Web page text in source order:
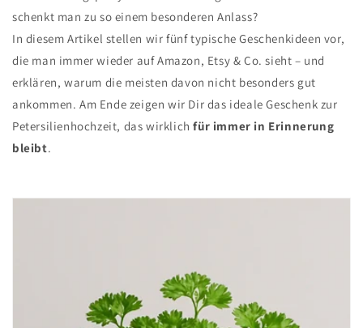
schenkt man zu so einem besonderen Anlass?
In diesem Artikel stellen wir fünf typische Geschenkideen vor,
die man immer wieder auf Amazon, Etsy & Co. sieht – und
erklären, warum die meisten davon nicht besonders gut
ankommen. Am Ende zeigen wir Dir das ideale Geschenk zur
Petersilienhochzeit, das wirklichfür immer in Erinnerung
bleibt.